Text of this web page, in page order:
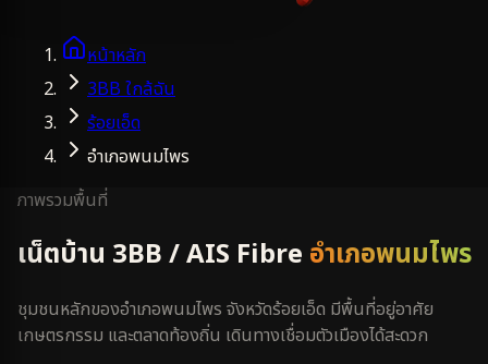
หน้าหลัก
3BB ใกล้ฉัน
ร้อยเอ็ด
อำเภอพนมไพร
ภาพรวมพื้นที่
เน็ตบ้าน 3BB / AIS Fibre อำเภอพนมไพร
ชุมชนหลักของอำเภอพนมไพร จังหวัดร้อยเอ็ด มีพื้นที่อยู่อาศัย
เกษตรกรรม และตลาดท้องถิ่น เดินทางเชื่อมตัวเมืองได้สะดวก